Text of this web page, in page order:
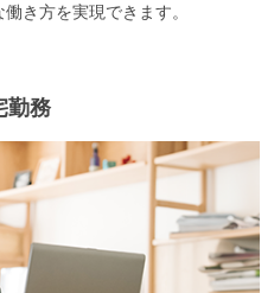
き方を実現できます。
勤務